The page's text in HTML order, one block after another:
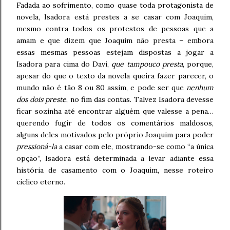
Fadada ao sofrimento, como quase toda protagonista de
novela, Isadora está prestes a se casar com Joaquim,
mesmo contra todos os protestos de pessoas que a
amam e que dizem que Joaquim não presta – embora
essas mesmas pessoas estejam dispostas a jogar a
Isadora para cima do Davi, que tampouco presta, porque,
apesar do que o texto da novela queira fazer parecer, o
mundo não é tão 8 ou 80 assim, e pode ser que nenhum
dos dois preste, no fim das contas. Talvez Isadora devesse
ficar sozinha até encontrar alguém que valesse a pena…
querendo fugir de todos os comentários maldosos,
alguns deles motivados pelo próprio Joaquim para poder
pressioná-laa casar com ele, mostrando-se como “a única
opção”, Isadora está determinada a levar adiante essa
história de casamento com o Joaquim, nesse roteiro
cíclico eterno.